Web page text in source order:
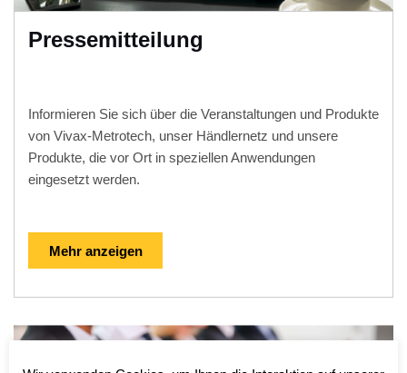
Pressemitteilung
Informieren Sie sich über die Veranstaltungen und Produkte
von Vivax-Metrotech, unser Händlernetz und unsere
Produkte, die vor Ort in speziellen Anwendungen
eingesetzt werden.
Mehr anzeigen